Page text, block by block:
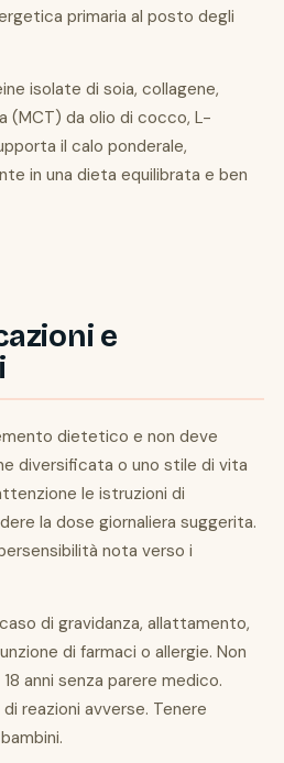
primaria al posto degli
isolate di soia, collagene,
(MCT) da olio di cocco, L-
il calo ponderale,
in una dieta equilibrata e ben
e
dietetico e non deve
diversificata o uno stile di vita
le istruzioni di
la dose giornaliera suggerita.
nota verso i
di gravidanza, allattamento,
di farmaci o allergie. Non
anni senza parere medico.
reazioni avverse. Tenere